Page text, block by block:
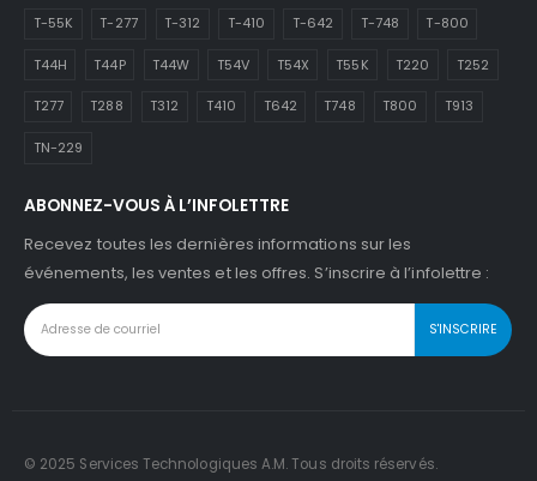
T-55K T-277 T-312 T-410 T-642 T-748 T-800
T44H T44P T44W T54V T54X T55K T220 T252
T277 T288 T312 T410 T642 T748 T800 T913
TN-229
ABONNEZ-VOUS À L’INFOLETTRE
Recevez toutes les dernières informations sur les
événements, les ventes et les offres. S’inscrire à l’infolettre :
© 2025 Services Technologiques A.M. Tous droits réservés.